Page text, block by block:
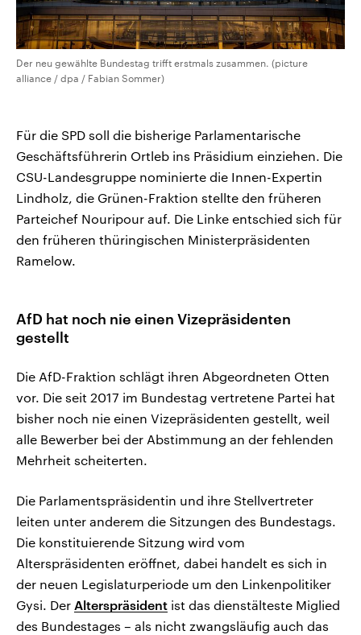
Der neu gewählte Bundestag trifft erstmals zusammen. (picture
alliance / dpa / Fabian Sommer)
Für die SPD soll die bisherige Parlamentarische
Geschäftsführerin Ortleb ins Präsidium einziehen. Die
CSU-Landesgruppe nominierte die Innen-Expertin
Lindholz, die Grünen-Fraktion stellte den früheren
Parteichef Nouripour auf. Die Linke entschied sich für
den früheren thüringischen Ministerpräsidenten
Ramelow.
AfD hat noch nie einen Vizepräsidenten
gestellt
Die AfD-Fraktion schlägt ihren Abgeordneten Otten
vor. Die seit 2017 im Bundestag vertretene Partei hat
bisher noch nie einen Vizepräsidenten gestellt, weil
alle Bewerber bei der Abstimmung an der fehlenden
Mehrheit scheiterten.
Die Parlamentspräsidentin und ihre Stellvertreter
leiten unter anderem die Sitzungen des Bundestags.
Die konstituierende Sitzung wird vom
Alterspräsidenten eröffnet, dabei handelt es sich in
der neuen Legislaturperiode um den Linkenpolitiker
Gysi. Der Alterspräsident ist das dienstälteste Miglied
des Bundestages – als nicht zwangsläufig auch das